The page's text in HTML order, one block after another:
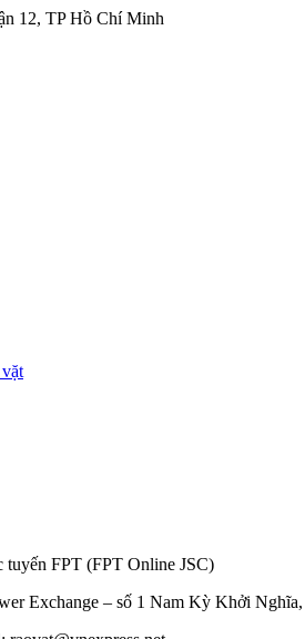
12, TP Hồ Chí Minh
FPT (FPT Online JSC)
Exchange – số 1 Nam Kỳ Khởi